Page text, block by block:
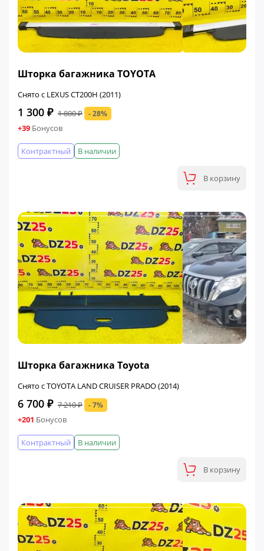
Шторка багажника TOYOTA
Снято с LEXUS CT200H (2011)
1 300 ₽ 1 800 ₽ - 28%
+39 Бонусов
В наличии
Контрактный
В корзину
Шторка багажника Toyota
Снято с TOYOTA LAND CRUISER PRADO (2014)
6 700 ₽ 7 210 ₽ - 7%
+201 Бонусов
В наличии
Контрактный
В корзину